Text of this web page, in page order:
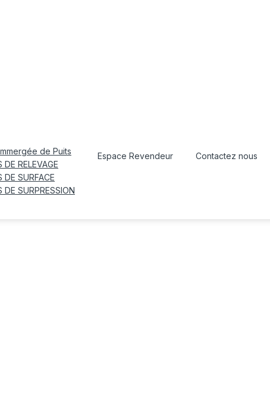
de Puits
DE RELEVAGE
DE SURFACE
DE SURPRESSION
Espace Revendeur Contactez nous